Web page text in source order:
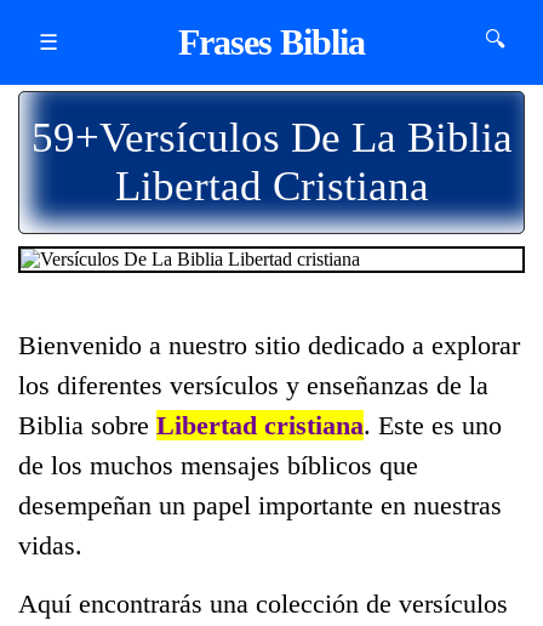
☰ Frases Biblia 🔍
59+Versículos De La Biblia
Libertad Cristiana
Bienvenido a nuestro sitio dedicado a explorar
los diferentes versículos y enseñanzas de la
Biblia sobre Libertad cristiana. Este es uno
de los muchos mensajes bíblicos que
desempeñan un papel importante en nuestras
vidas.
Aquí encontrarás una colección de versículos